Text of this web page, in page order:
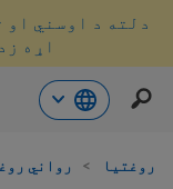
ته
دلته د اوسني
اړه
روغتیا > رواني